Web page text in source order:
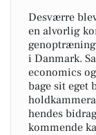
Desværre
en alvorlig
i Danmark.
economics
bage sit eget
hendes
kommende